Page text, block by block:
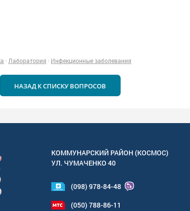
· Лаборатория · Инфекционные заболевания
НАЗАД К СПИСКУ ВОПРОСОВ
КОММУНАРСКИЙ РАЙОН (КОСМОС)
УЛ. ЧУМАЧЕНКО 40
(098) 978-84-48
(050) 788-86-11